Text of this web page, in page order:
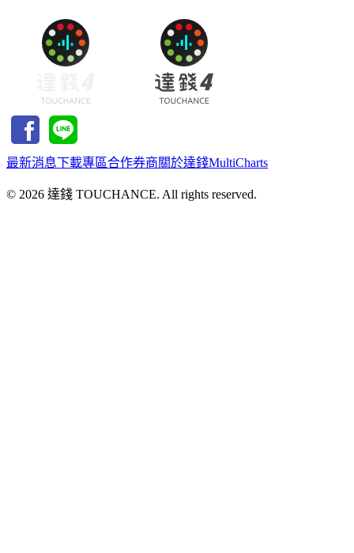
最新消息下載專區合作券商關於達錢MultiCharts
© 2026 達錢 TOUCHANCE. All rights reserved.